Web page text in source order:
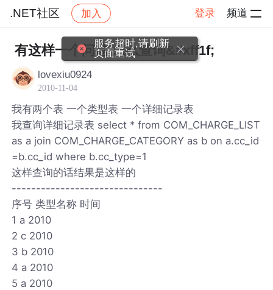
.NET社区 加入 登录 频道
社区 .NET社区 帖子详情
有这样一个问题 怎么查询&#xff1f;
lovexiu0924
2010-11-04
我有两个表 一个类型表 一个详细记录表
我查询详细记录表 select * from COM_CHARGE_LIST
as a join COM_CHARGE_CATEGORY as b on a.cc_id
=b.cc_id where b.cc_type=1
这样查询的话结果是这样的
-------------------------------
序号 类型名称 时间
1 a 2010
2 c 2010
3 b 2010
4 a 2010
5 a 2010
服务超时,请刷新
页面重试